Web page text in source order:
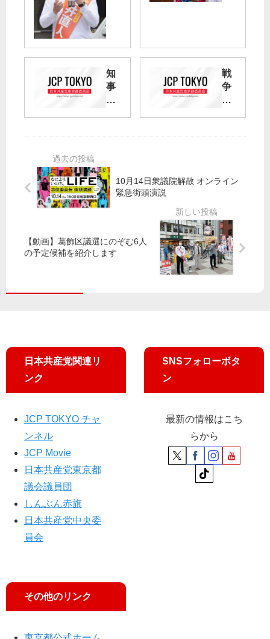
井
氏
が
立
候
石
た
み
お
候
新
ト
止
め
る
知
事
の
文
送
り
に
抗
革
新
明
戦
争
法
、
守
共
産
党
都
委
10月14日衆議院解散 オンライン
緊急街頭演説
【動画】葛飾区議選にのぞむ6人
の予定候補を紹介します
日本共産党関連リ
ンク
JCP TOKYO チャ
ンネル
JCP Movie
日本共産党東京都
議会議員団
しんぶん赤旗
日本共産党中央委
員会
その他のリンク
SNSフォローボタ
ン
最新の情報はこち
らから